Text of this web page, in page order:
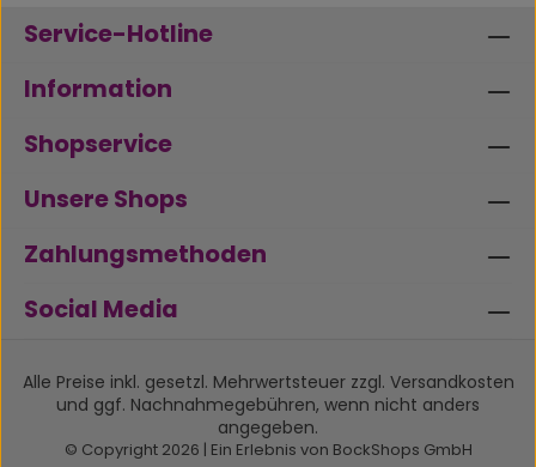
Service-Hotline
Information
Shopservice
Unsere Shops
Zahlungsmethoden
Social Media
Alle Preise inkl. gesetzl. Mehrwertsteuer zzgl. Versandkosten
und ggf. Nachnahmegebühren, wenn nicht anders
angegeben.
© Copyright 2026 | Ein Erlebnis von BockShops GmbH